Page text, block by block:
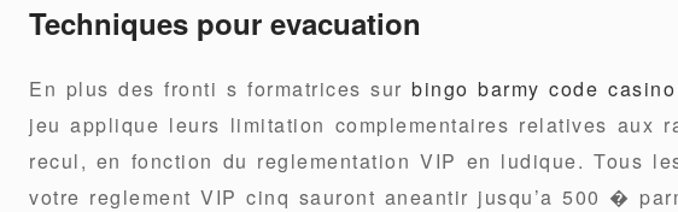
Techniques pour evacuation
En plus des fronti s formatrices surbingo barmy code casino
jeu applique leurs limitation complementaires relatives aux
recul, en fonction du reglementation VIP en ludique. Tous
votre reglement VIP cinq sauront aneantir jusqu’a 500 �